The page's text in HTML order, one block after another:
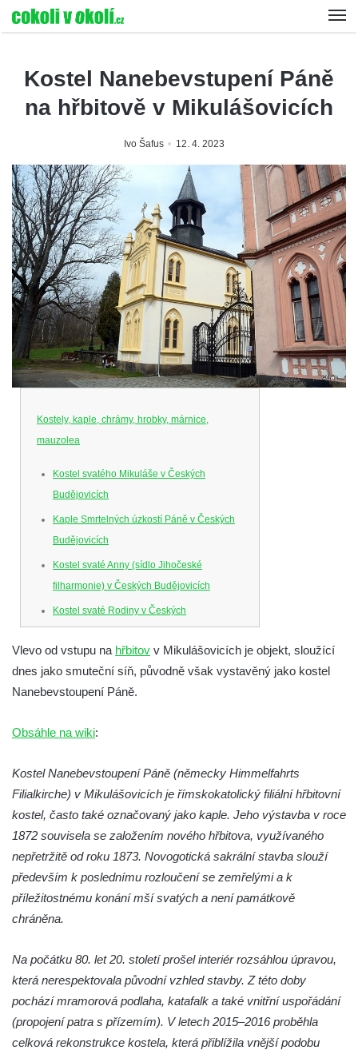
Kostel Nanebevstupení Páně
na hřbitově v Mikulášovicích
Ivo Šafus 12. 4. 2023
Kostely, kaple, chrámy, hrobky, márnice,
mauzolea
Kostel svatého Mikuláše v Českých
Budějovicích
Kaple Smrtelných úzkostí Páně v Českých
Budějovicích
Kostel svaté Anny (sídlo Jihočeské
filharmonie) v Českých Budějovicích
Kostel svaté Rodiny v Českých
Budějovicích
Kostel Obětování Panny Marie u kláštera
dominikánů v Českých Budějovicích
Kostel Všech svatých v Kamenném Újezdě
Kaple na křižovatce ulic Budějovická a
Bývalý kostel svatých Filipa a Jakuba na
náměstí J. V. Kamarýta ve Velešíně
Kaple na hřbitově ve Velešíně
Márnice na hřbitově ve Velešíně
Kostel svatého Václava ve Velešíně
Poutní areál Římov
Kostel svatého Ducha v poutním areálu
Křížová cesta Římov – XXV. kaple – Boží
hrob
Křížová cesta Římov – XXIV. kaple – Pieta
Křížová cesta Římov – XXIII. kaple –
Vlevo od vstupu na hřbitov v Mikulášovicích je objekt, sloužící
dnes jako smuteční síň, původně však vystavěný jako kostel
Nanebevstoupení Páně.
Obsáhle na wiki:
Kostel Nanebevstoupení Páně (německy Himmelfahrts
Filialkirche) v Mikulášovicích je římskokatolický filiální hřbitovní
kostel, často také označovaný jako kaple. Jeho výstavba v roce
1872 souvisela se založením nového hřbitova, využívaného
nepřetržitě od roku 1873. Novogotická sakrální stavba slouží
především k poslednímu rozloučení se zemřelými a k
příležitostnému konání mší svatých a není památkově
chráněna.
Na počátku 80. let 20. století prošel interiér rozsáhlou úpravou,
která nerespektovala původní vzhled stavby. Z této doby
pochází mramorová podlaha, katafalk a také vnitřní uspořádání
(propojení patra s přízemím). V letech 2015–2016 proběhla
celková rekonstrukce kostela, která přiblížila vnější podobu